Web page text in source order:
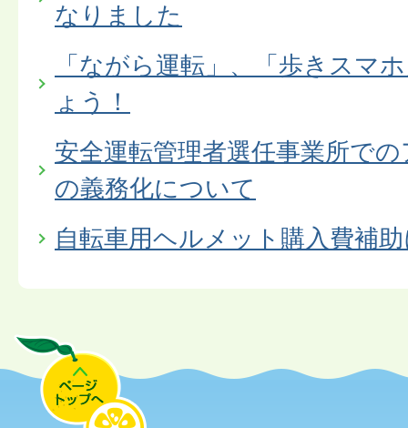
なりました
「ながら運転」、「歩きスマ
ょう！
安全運転管理者選任事業所で
の義務化について
自転車用ヘルメット購入費補